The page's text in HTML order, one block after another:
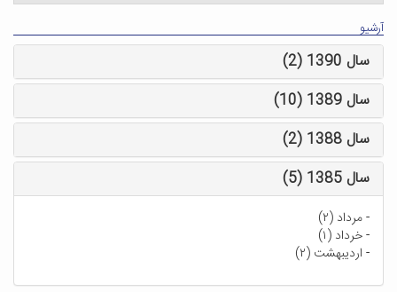
آرشیو
سال 1390 (2)
سال 1389 (10)
سال 1388 (2)
سال 1385 (5)
-مرداد (۲)
-خرداد (۱)
- اردیبهشت (۲)